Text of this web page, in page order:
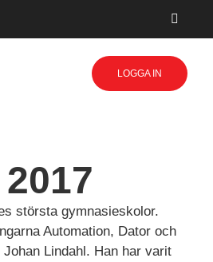
LOGGA IN
största gymnasieskolor.
Automation, Dator och
Lindahl. Han har varit